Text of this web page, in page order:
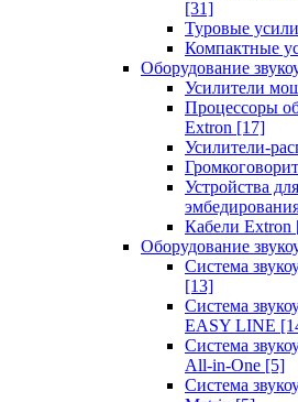
[31]
Туровые
Компактные
Оборудование
Усилители
Процессоры
Extron [17]
Усилители-
Устройства
Кабели Extron
Оборудование
Система
[13]
Система
EASY LINE
Система
All-in-One [5]
Система